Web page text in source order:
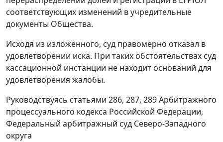
соответствующих изменений в учредительные
документы Общества.
Исходя из изложенного, суд правомерно отказал в
удовлетворении иска. При таких обстоятельствах суд
кассационной инстанции не находит оснований для
удовлетворения жалобы.
Руководствуясь статьями 286, 287, 289Арбитражного
процессуального кодекса Российской Федерации,
Федеральный арбитражный суд Северо-Западного
округа